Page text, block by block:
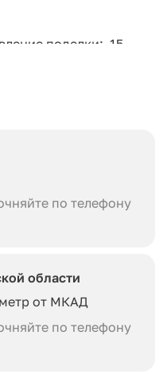
поделки: 15
по телефону
области
от МКАД
по телефону